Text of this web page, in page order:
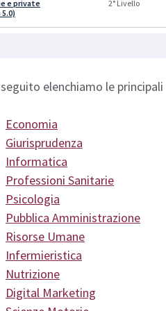
e private
2° Livello
elenchiamo le principali
Economia
Giurisprudenza
Informatica
Professioni Sanitarie
Psicologia
Pubblica Amministrazione
Risorse Umane
Infermieristica
Nutrizione
Digital Marketing